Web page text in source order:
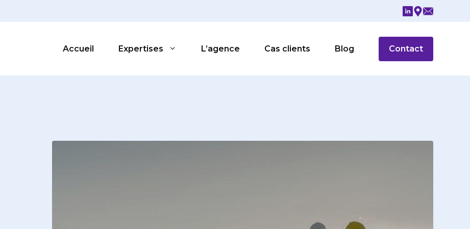
Accueil Expertises L’agence Cas clients Blog Contact